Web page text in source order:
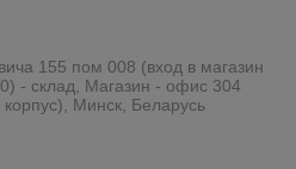
155 пом 008 (вход в магазин
- склад, Магазин - офис 304
Минск, Беларусь